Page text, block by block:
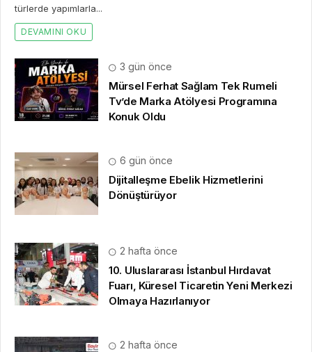
türlerde yapımlarla...
DEVAMINI OKU
3 gün önce
Mürsel Ferhat Sağlam Tek Rumeli
Tv’de Marka Atölyesi Programına
Konuk Oldu
6 gün önce
Dijitalleşme Ebelik Hizmetlerini
Dönüştürüyor
2 hafta önce
10. Uluslararası İstanbul Hırdavat
Fuarı, Küresel Ticaretin Yeni Merkezi
Olmaya Hazırlanıyor
2 hafta önce